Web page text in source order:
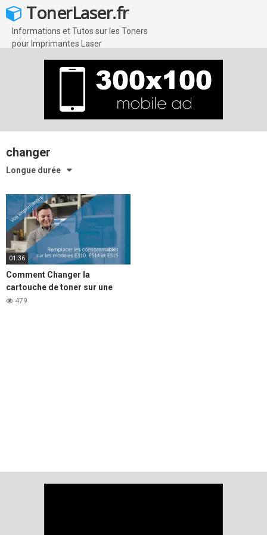
Skip
to
content
TonerLaser.fr
Informations et Tutos sur les Toners
pour Imprimantes Laser
changer
Longue durée
01:36
Comment Changer la
cartouche de toner sur une
imprimante Laser DELL e310,
479